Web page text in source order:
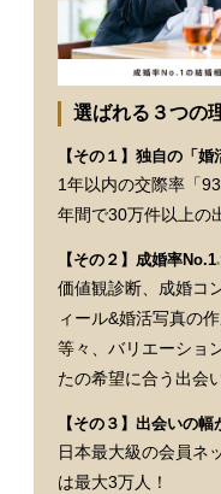
選ばれる３つの
【その１】独自の「
1年以内の交際率「
年間で30万件以上の
【その２】成婚率No.1※
価値観診断、成婚コ
ィール&婚活写真の
等々、バリエーショ
たの希望に合う出会
【その３】出会いの幅
日本最大級の会員ネ
は最大3万人！